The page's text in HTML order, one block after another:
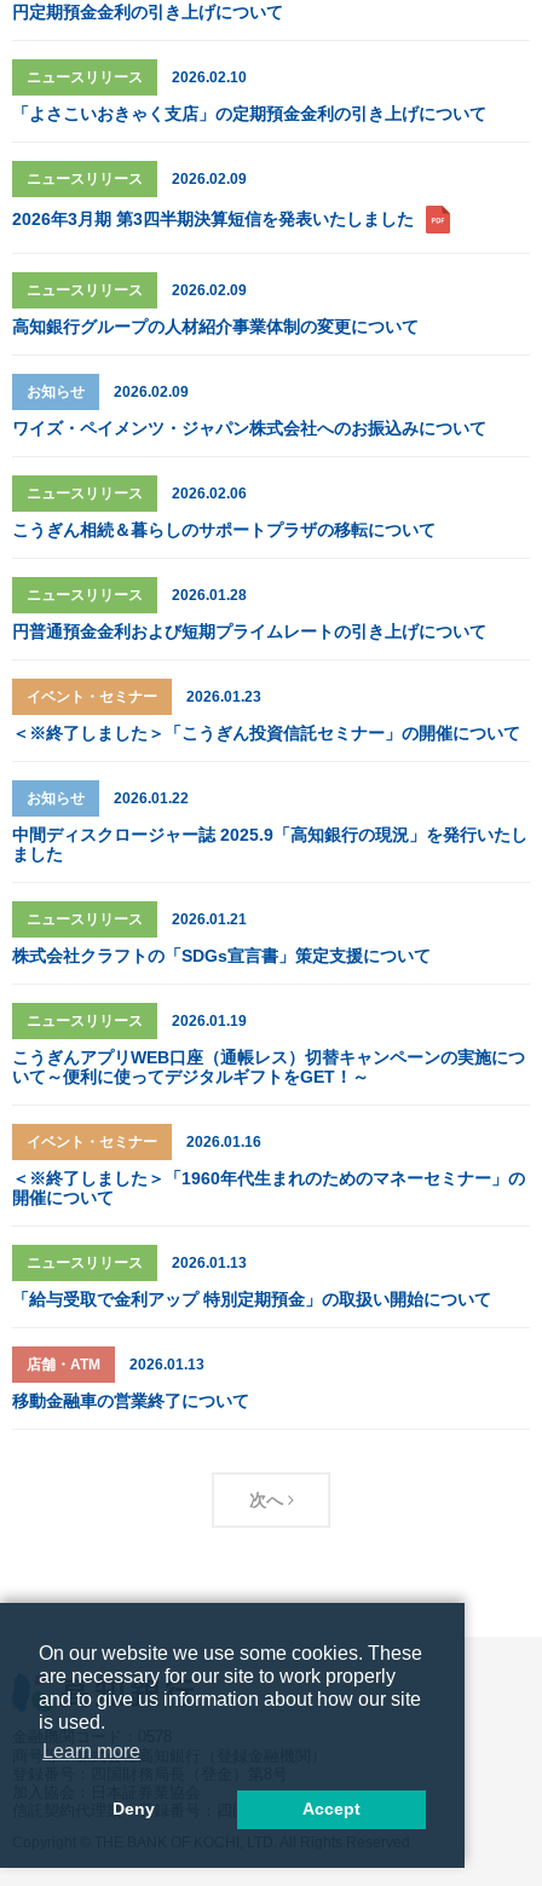
円定期預金金利の引き上げについて
ニュースリリース 2026.02.10
「よさこいおきゃく支店」の定期預金金利の引き上げについて
ニュースリリース 2026.02.09
2026年3月期 第3四半期決算短信を発表いたしました
ニュースリリース 2026.02.09
高知銀行グループの人材紹介事業体制の変更について
お知らせ 2026.02.09
ワイズ・ペイメンツ・ジャパン株式会社へのお振込みについて
ニュースリリース 2026.02.06
こうぎん相続＆暮らしのサポートプラザの移転について
ニュースリリース 2026.01.28
円普通預金金利および短期プライムレートの引き上げについて
イベント・セミナー 2026.01.23
＜※終了しました＞「こうぎん投資信託セミナー」の開催について
お知らせ 2026.01.22
中間ディスクロージャー誌 2025.9「高知銀行の現況」を発行いたし
ました
ニュースリリース 2026.01.21
株式会社クラフトの「SDGs宣言書」策定支援について
ニュースリリース 2026.01.19
こうぎんアプリWEB口座（通帳レス）切替キャンペーンの実施につ
いて～便利に使ってデジタルギフトをGET！～
イベント・セミナー 2026.01.16
＜※終了しました＞「1960年代生まれのためのマネーセミナー」の
開催について
ニュースリリース 2026.01.13
「給与受取で金利アップ 特別定期預金」の取扱い開始について
店舗・ATM 2026.01.13
移動金融車の営業終了について
次へ
商号等：株式会社高知銀行（登録金融機関）
信託契約代理業 登録番号：四国財務局長（代信）第10号
On our website we use some cookies. These
are necessary for our site to work properly
and to give us information about how our site
is used.
Learn more
Deny Accept